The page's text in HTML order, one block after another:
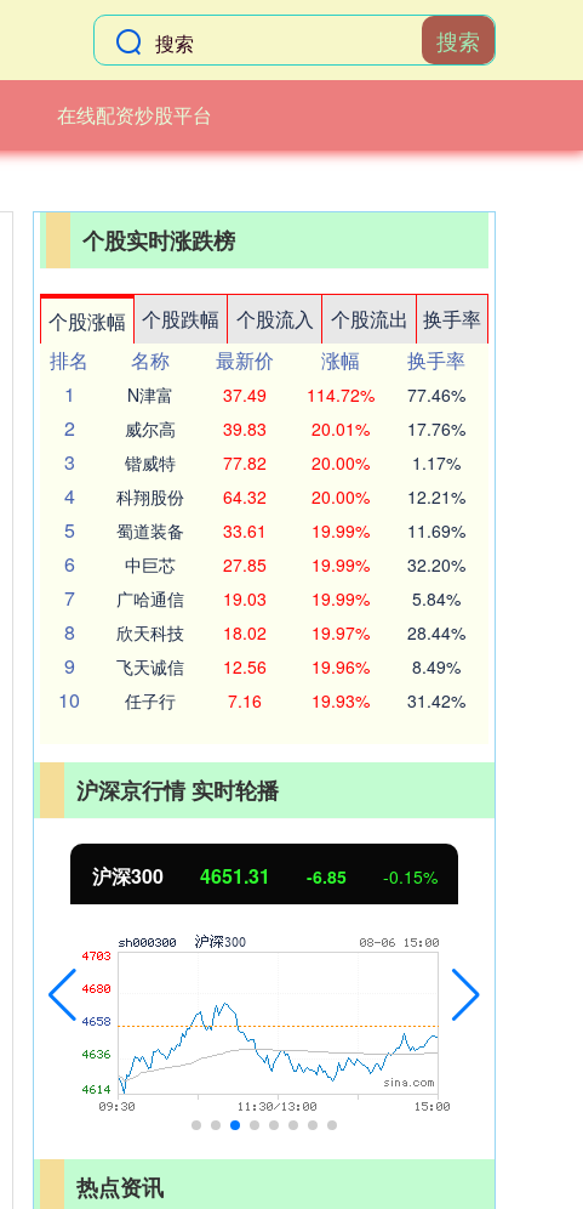
搜索
在线配资炒股平台
个股实时涨跌榜
个股涨幅 个股跌幅 个股流入 个股流出
换手率
排名
名称 最新价 涨幅
换手率
1
N津富 37.49 114.72% 77.46%
2 威尔高 39.83 20.01% 17.76%
3 锴威特 77.82 20.00% 1.17%
4 科翔股份 64.32 20.00% 12.21%
5 蜀道装备 33.61 19.99% 11.69%
6 中巨芯 27.85 19.99% 32.20%
7 广哈通信 19.03 19.99% 5.84%
8 欣天科技 18.02 19.97% 28.44%
9 飞天诚信 12.56 19.96% 8.49%
10 任子行 7.16 19.93% 31.42%
沪深京行情 实时轮播
北证50 1122.88 3.42 0.30%
热点资讯